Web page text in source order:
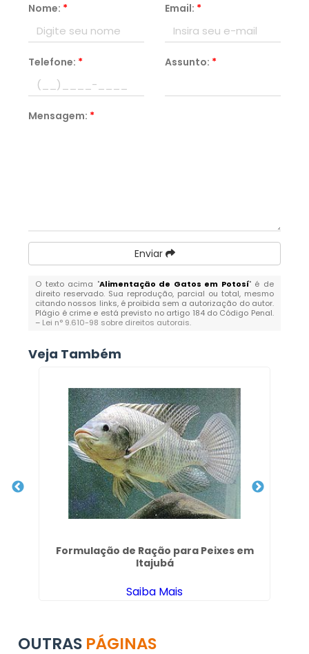
Nome: * Email: *
Telefone: * Assunto: *
Mensagem: *
Enviar
O texto acima "Alimentação de Gatos em Potosí" é de
direito reservado. Sua reprodução, parcial ou total, mesmo
citando nossos links, é proibida sem a autorização do autor.
Plágio é crime e está previsto no artigo 184 do Código Penal.
– Lei n° 9.610-98 sobre direitos autorais.
Veja Também
Formulação de Ração para Peixes em
Itajubá
Saiba Mais
OUTRAS PÁGINAS